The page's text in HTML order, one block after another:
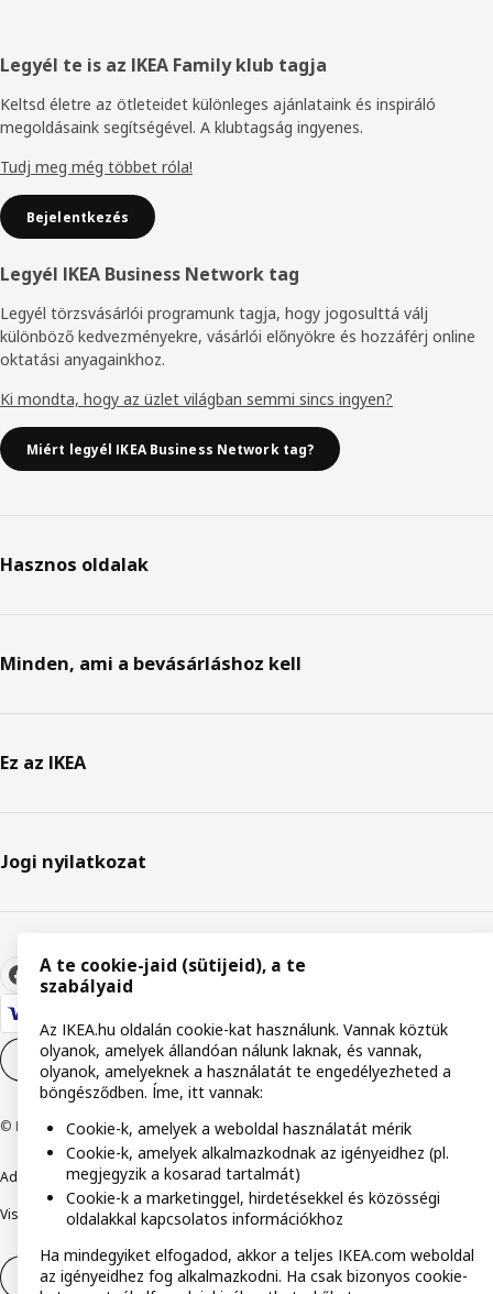
Élőláb
Legyél te is az IKEA Family klub tagja
Keltsd életre az ötleteidet különleges ajánlataink és inspiráló
megoldásaink segítségével. A klubtagság ingyenes.
Tudj meg még többet róla!
Bejelentkezés
Legyél IKEA Business Network tag
Legyél törzsvásárlói programunk tagja, hogy jogosulttá válj
különböző kedvezményekre, vásárlói előnyökre és hozzáférj online
oktatási anyagainkhoz.
Ki mondta, hogy az üzlet világban semmi sincs ingyen?
Miért legyél IKEA Business Network tag?
Hasznos oldalak
Minden, ami a bevásárláshoz kell
Ez az IKEA
Jogi nyilatkozat
Cookie-beállítások HU
© Inter IKEA Systems B.V. 1999-2026
Adatvédelmi nyilatkozat Cookie szabályzatEgyütt a biztonságért
Visszaélés bejelentés Digitális akadálymentesítési nyilatkozat
Elállás a szerződéstől
A te cookie-jaid (sütijeid), a te
szabályaid
Az IKEA.hu oldalán cookie-kat használunk. Vannak köztük
olyanok, amelyek állandóan nálunk laknak, és vannak,
olyanok, amelyeknek a használatát te engedélyezheted a
böngésződben. Íme, itt vannak:
Cookie-k, amelyek a weboldal használatát mérik
Cookie-k, amelyek alkalmazkodnak az igényeidhez (pl.
megjegyzik a kosarad tartalmát)
Cookie-k a marketinggel, hirdetésekkel és közösségi
oldalakkal kapcsolatos információkhoz
Ha mindegyiket elfogadod, akkor a teljes IKEA.com weboldal
az igényeidhez fog alkalmazkodni. Ha csak bizonyos cookie-